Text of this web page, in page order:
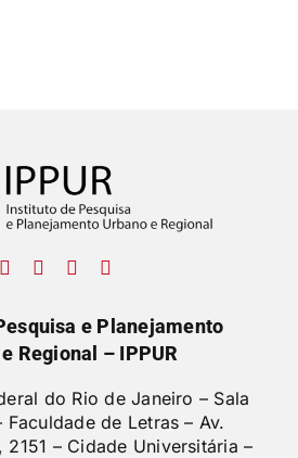
e Planejamento
Regional – IPPUR
do Rio de Janeiro – Sala
Faculdade de Letras – Av.
– Cidade Universitária –